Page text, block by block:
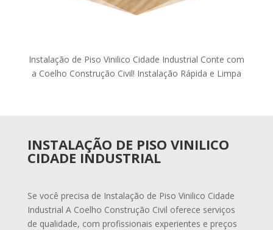
Instalação de Piso Vinilico Cidade Industrial Conte com
a Coelho Construção Civil! Instalação Rápida e Limpa
INSTALAÇÃO DE PISO VINILICO
CIDADE INDUSTRIAL
Se você precisa de Instalação de Piso Vinilico Cidade
Industrial A Coelho Construção Civil oferece serviços
de qualidade, com profissionais experientes e preços